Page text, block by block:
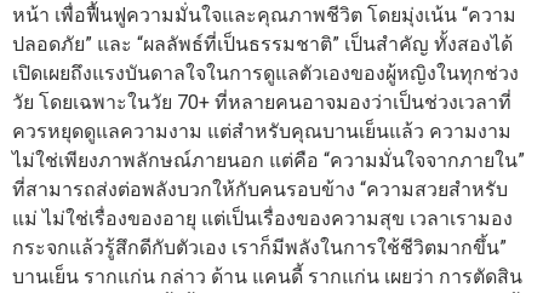
หน้า เพื่อฟื้นฟูความมั่นใจและคุณภาพชีวิต โดยมุ่งเน้น “ความ
ปลอดภัย” และ “ผลลัพธ์ที่เป็นธรรมชาติ” เป็นสำคัญ ทั้งสองได้
เปิดเผยถึงแรงบันดาลใจในการดูแลตัวเองของผู้หญิงในทุกช่วง
วัย โดยเฉพาะในวัย 70+ ที่หลายคนอาจมองว่าเป็นช่วงเวลาที่
ควรหยุดดูแลความงาม แต่สำหรับคุณบานเย็นแล้ว ความงาม
ไม่ใช่เพียงภาพลักษณ์ภายนอก แต่คือ “ความมั่นใจจากภายใน”
ที่สามารถส่งต่อพลังบวกให้กับคนรอบข้าง “ความสวยสำหรับ
แม่ ไม่ใช่เรื่องของอายุ แต่เป็นเรื่องของความสุข เวลาเรามอง
กระจกแล้วรู้สึกดีกับตัวเอง เราก็มีพลังในการใช้ชีวิตมากขึ้น”
บานเย็น รากแก่น กล่าว ด้าน แคนดี้ รากแก่น เผยว่า การตัดสิน